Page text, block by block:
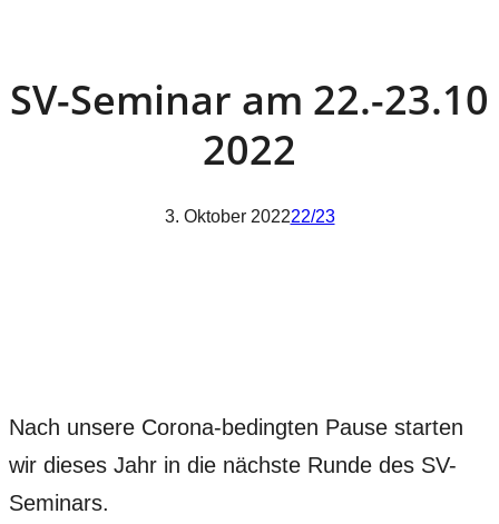
SV-Seminar am 22.-23.10
2022
3. Oktober 202222/23
Nach unsere Corona-bedingten Pause starten
wir dieses Jahr in die nächste Runde des SV-
Seminars.